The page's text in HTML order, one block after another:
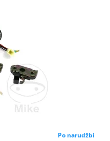
Po narudžbi